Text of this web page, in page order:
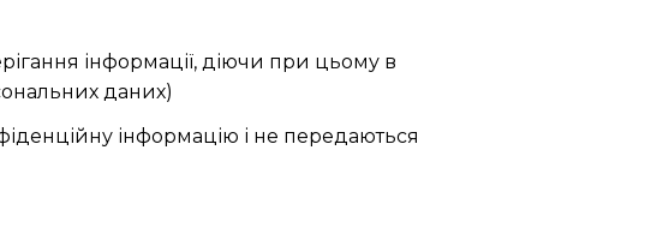
інформації, діючи при цьому в
даних)
інформацію і не передаються